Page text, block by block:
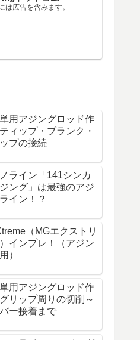
は広告を含みます。
用アジングロッド作
ィップ・ブランク・
プの接続
ライン「141シンカ
ング」は最強のアジ
イン！？
（MGエクストリ
インプレ！（アジン
）
用アジングロッド作
リップ周りの切削～
ー接着まで